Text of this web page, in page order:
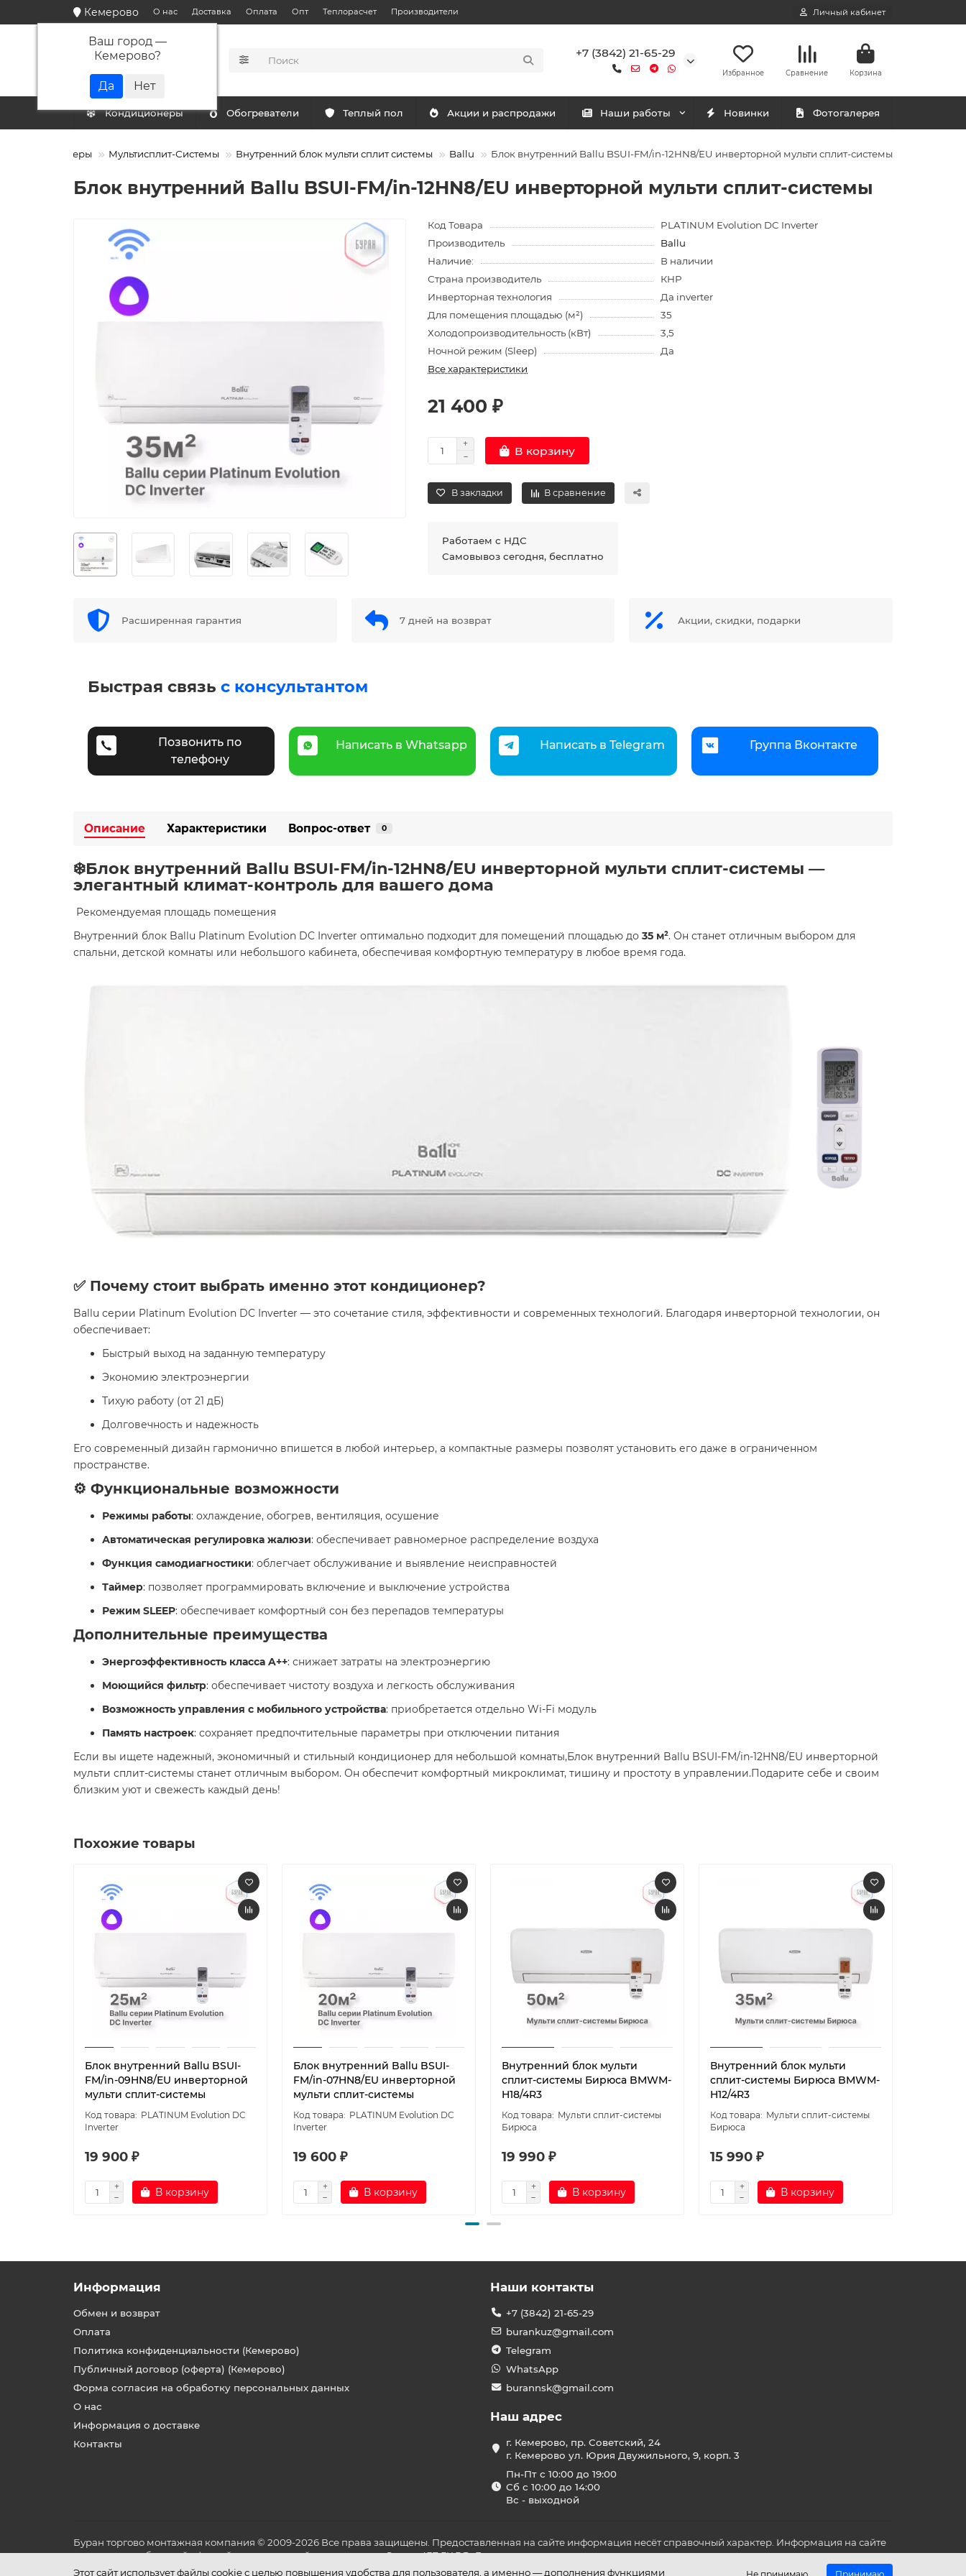
Кемерово
Ваш город —
Кемерово?
О нас Доставка Оплата Опт Теплорасчет Производители Личный кабинет
КАТАЛОГ
+7 (3842) 21-65-29
Избранное Сравнение Корзина
Кондиционеры Обогреватели Теплый пол Акции и распродажи Наши работы Новинки Фотогалерея
Кондиционеры Мультисплит-Системы Внутренний блок мульти сплит системы Ballu Блок внутренний Ballu BSUI-FM/in-12HN8/EU инверторной мульти сплит-системы
Блок внутренний Ballu BSUI-FM/in-12HN8/EU инверторной мульти сплит-системы
Код Товара
PLATINUM Evolution DC Inverter
Производитель
Ballu
Наличие:
В наличии
Страна производитель
КНР
Инверторная технология
Да inverter
Для помещения площадью (м²)
35
Холодопроизводительность (кВт)
3,5
Ночной режим (Sleep)
Да
Все характеристики
21 400 ₽
В корзину
В закладки В сравнение
Работаем с НДС
Самовывоз сегодня, бесплатно
Расширенная гарантия 7 дней на возврат Акции, скидки, подарки
Быстрая связь с консультантом
Позвонить по
телефону
Написать в Whatsapp Написать в Telegram Группа Вконтакте
Описание Характеристики Вопрос-ответ 0
❄️Блок внутренний Ballu BSUI-FM/in-12HN8/EU инверторной мульти сплит-системы —
элегантный климат-контроль для вашего дома
​ Рекомендуемая площадь помещения
Внутренний блок Ballu Platinum Evolution DC Inverter оптимально подходит для помещений площадью до 35 м². Он станет отличным выбором для
спальни, детской комнаты или небольшого кабинета, обеспечивая комфортную температуру в любое время года.​
✅ Почему стоит выбрать именно этот кондиционер?
Ballu серии Platinum Evolution DC Inverter — это сочетание стиля, эффективности и современных технологий. Благодаря инверторной технологии, он
обеспечивает:​
Быстрый выход на заданную температуру
Экономию электроэнергии
Тихую работу (от 21 дБ)
Долговечность и надежность
Его современный дизайн гармонично впишется в любой интерьер, а компактные размеры позволят установить его даже в ограниченном
пространстве.​
⚙️ Функциональные возможности
Режимы работы: охлаждение, обогрев, вентиляция, осушение
Автоматическая регулировка жалюзи: обеспечивает равномерное распределение воздуха
Функция самодиагностики: облегчает обслуживание и выявление неисправностей
Таймер: позволяет программировать включение и выключение устройства
Режим SLEEP: обеспечивает комфортный сон без перепадов температуры
Дополнительные преимущества
Энергоэффективность класса A++: снижает затраты на электроэнергию
Моющийся фильтр: обеспечивает чистоту воздуха и легкость обслуживания
Возможность управления с мобильного устройства: приобретается отдельно Wi-Fi модуль
Память настроек: сохраняет предпочтительные параметры при отключении питания​
Если вы ищете надежный, экономичный и стильный кондиционер для небольшой комнаты,Блок внутренний Ballu BSUI-FM/in-12HN8/EU инверторной
мульти сплит-системы станет отличным выбором. Он обеспечит комфортный микроклимат, тишину и простоту в управлении.Подарите себе и своим
близким уют и свежесть каждый день! ​
Похожие товары
Блок внутренний Ballu BSUI-
FM/in-09HN8/EU инверторной
мульти сплит-системы
PLATINUM Evolution DC
Inverter
19 900 ₽
В корзину
Блок внутренний Ballu BSUI-
FM/in-07HN8/EU инверторной
мульти сплит-системы
PLATINUM Evolution DC
Inverter
19 600 ₽
В корзину
Внутренний блок мульти
сплит-системы Бирюса BMWM-
H18/4R3
Мульти сплит-системы
Бирюса
19 990 ₽
В корзину
Внутренний блок мульти
сплит-системы Бирюса BMWM-
H12/4R3
Мульти сплит-системы
Бирюса
15 990 ₽
В корзину
Этот сайт использует файлы cookie с целью повышения удобства для пользователя, а именно — дополнения функциями
Информация
Обмен и возврат
Оплата
Политика конфиденциальности (Кемерово)
Публичный договор (оферта) (Кемерово)
Форма согласия на обработку персональных данных
О нас
Информация о доставке
Контакты
Наши контакты
+7 (3842) 21-65-29
burankuz@gmail.com
Telegram
WhatsApp
burannsk@gmail.com
Наш адрес
г. Кемерово, пр. Советский, 24
г. Кемерово ул. Юрия Двужильного, 9, корп. 3
Пн-Пт с 10:00 до 19:00
Сб с 10:00 до 14:00
Вс - выходной
Буран торгово монтажная компания © 2009-2026 Все права защищены. Предоставленная на сайте информация несёт справочный характер. Информация на сайте
не является публичной офертой, определяемой положениями Статьи 437 ГК РФ. До оплаты товара удостоверьтесь во всех для вас важных характеристиках в товаре
и условиях его эксплуатации.